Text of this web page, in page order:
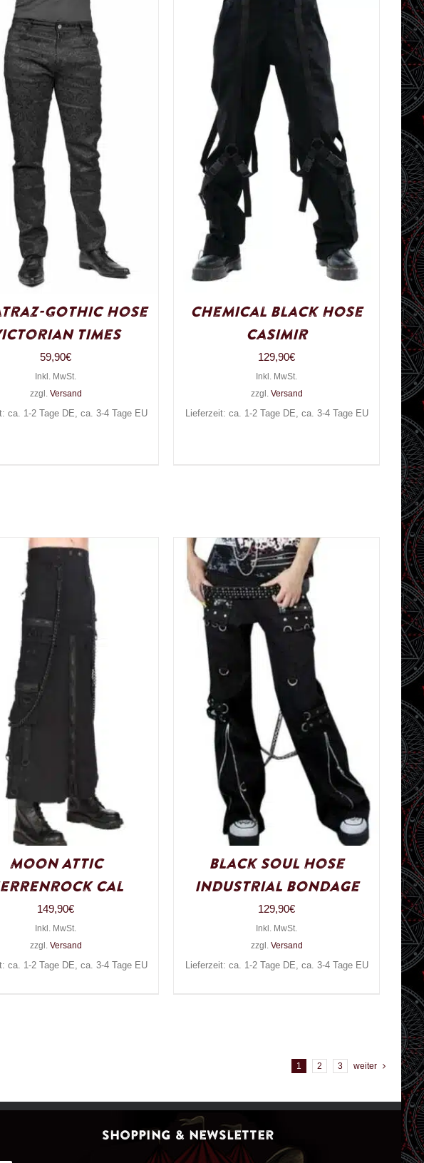
Gothic Hose
Times
59,90€
Inkl. MwSt.
zzgl. Versand
ca. 1-2 Tage DE, ca. 3-4 Tage EU
Chemical Black Hose
Casimir
129,90€
Inkl. MwSt.
zzgl. Versand
Lieferzeit: ca. 1-2 Tage DE, ca. 3-4 Tage EU
Moon Attic
Cal
149,90€
Inkl. MwSt.
zzgl. Versand
ca. 1-2 Tage DE, ca. 3-4 Tage EU
Black Soul Hose
Industrial Bondage
129,90€
Inkl. MwSt.
zzgl. Versand
Lieferzeit: ca. 1-2 Tage DE, ca. 3-4 Tage EU
1 2 3 weiter
Shopping & Newsletter